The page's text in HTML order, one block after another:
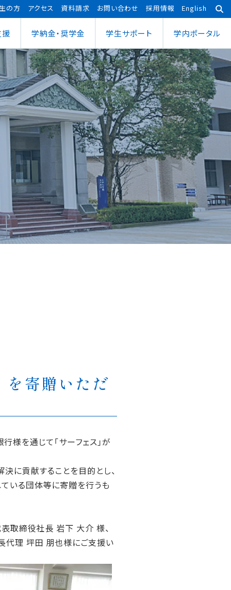
の方 アクセス 資料請求 お問い合わせ 採用情報 English
ーツ健康科学部
ーツ健康科学科
大学院
応用理工学専攻
社会システム学専攻
あわら宇宙センター
学納金・奨学金 学⽣サポート 学内ポータル
を寄贈いただ
様を通じて「サーフェス」が
に貢献することを目的とし、
いる団体等に寄贈を行うも
取締役社長 岩下 大介 様、
代理 坪田 朋也様にご支援い